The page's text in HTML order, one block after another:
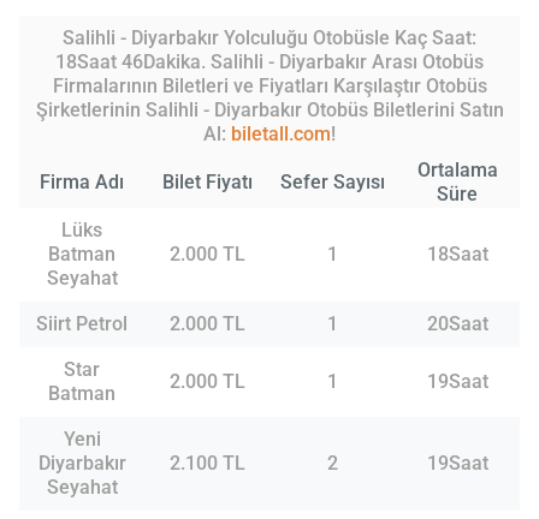
Salihli - Diyarbakır Yolculuğu Otobüsle Kaç Saat:
18Saat 46Dakika. Salihli - Diyarbakır Arası Otobüs
Firmalarının Biletleri ve Fiyatları Karşılaştır Otobüs
Şirketlerinin Salihli - Diyarbakır Otobüs Biletlerini Satın
Al: biletall.com!
Firma Adı Bilet Fiyatı Sefer Sayısı
Ortalama
Süre
Lüks
Batman
Seyahat
2.000 TL 1 18Saat
Siirt Petrol 2.000 TL 1
20Saat
Star
Batman
2.000 TL 1 19Saat
Yeni
Diyarbakır
Seyahat
2.100 TL 2 19Saat